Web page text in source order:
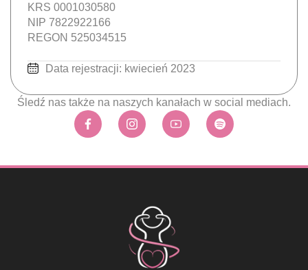
KRS 0001030580
NIP 7822922166
REGON 525034515
Data rejestracji: kwiecień 2023
Śledź nas także na naszych kanałach w social mediach.